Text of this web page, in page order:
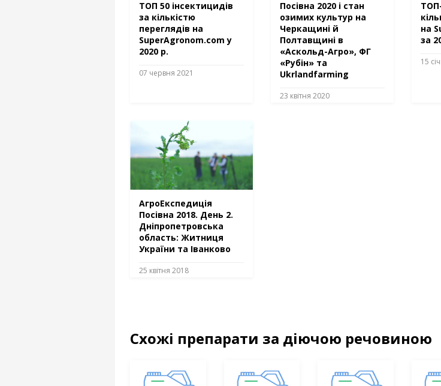
ТОП 50 інсектицидів
за кількістю
переглядів на
SuperAgronom.com у
2020 р.
07 червня 2021
Посівна 2020 і стан
озимих культур на
Черкащині й
Полтавщині в
«Аскольд-Агро», ФГ
«Рубін» та
Ukrlandfarming
23 квітня 2020
на
за
15
АгроЕкспедиція
Посівна 2018. День 2.
Дніпропетровська
область: Житниця
України та Іванково
25 квітня 2018
Схожі препарати за діючою речовиною